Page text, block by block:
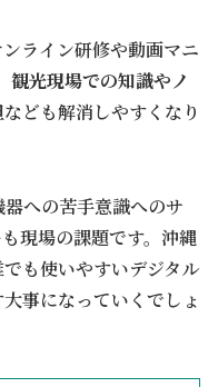
ライン研修や動画マニ
観光現場での知識やノ
なども解消しやすくなり
への苦手意識へのサ
現場の課題です。沖縄
も使いやすいデジタル
事になっていくでしょ